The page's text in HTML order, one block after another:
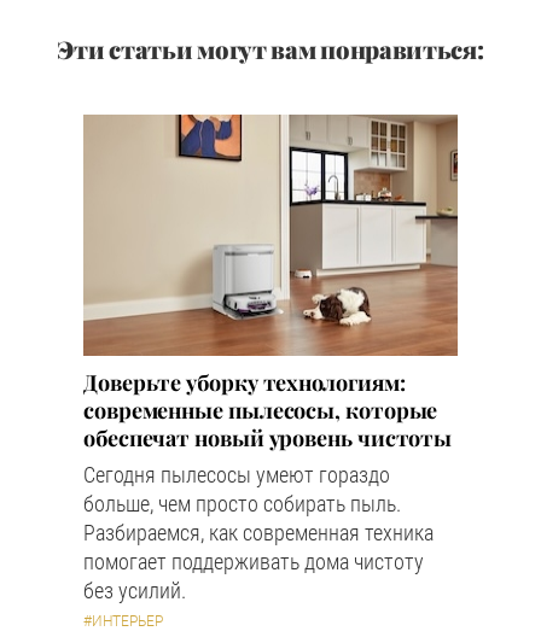
Эти статьи могут вам понравиться:
Доверьте уборку технологиям:
современные пылесосы, которые
обеспечат новый уровень чистоты
Сегодня пылесосы умеют гораздо
больше, чем просто собирать пыль.
Разбираемся, как современная техника
помогает поддерживать дома чистоту
без усилий.
#ИНТЕРЬЕР